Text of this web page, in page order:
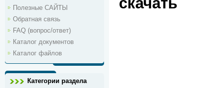
Полезные САЙТЫ
Обратная связь
FAQ (вопрос/ответ)
Каталог документов
Каталог файлов
Категории раздела